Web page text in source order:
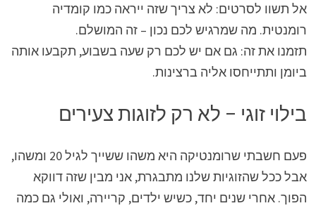
אל תשוו לסרטים: לא צריך שזה ייראה כמו קומדיה
רומנטית. מה שמרגיש לכם נכון – זה המושלם.
תזמנו את זה: גם אם יש לכם רק שעה בשבוע, תקבעו אותה
ביומן ותתייחסו אליה ברצינות.
בילוי זוגי – לא רק לזוגות צעירים
פעם חשבתי שרומנטיקה היא משהו ששייך לגיל 20 ומשהו,
אבל ככל שהזוגיות שלנו מתבגרת, אני מבין שזה דווקא
הפוך. אחרי שנים יחד, כשיש ילדים, קריירה, ואולי גם כמה